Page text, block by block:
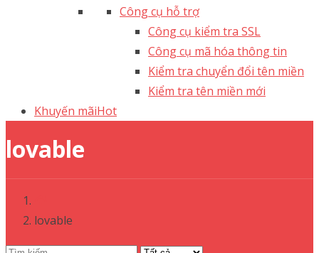
Công cụ hỗ trợ
Công cụ kiểm tra SSL
Công cụ mã hóa thông tin
Kiểm tra chuyển đổi tên miền
Kiểm tra tên miền mới
Khuyến mãiHot
lovable
lovable